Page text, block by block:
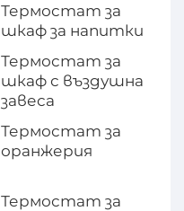
Термостат за
шкаф за напитки
Термостат за
шкаф с въздушна
завеса
Термостат за
оранжерия
Термостат за